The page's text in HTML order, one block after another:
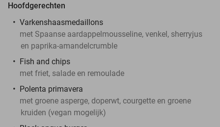
Hoofdgerechten
Varkenshaasmedaillons
met Spaanse aardappelmousseline, venkel, sherryjus
en paprika-amandelcrumble
Fish and chips
met friet, salade en remoulade
Polenta primavera
met groene asperge, doperwt, courgette en groene
kruiden (vegan mogelijk)